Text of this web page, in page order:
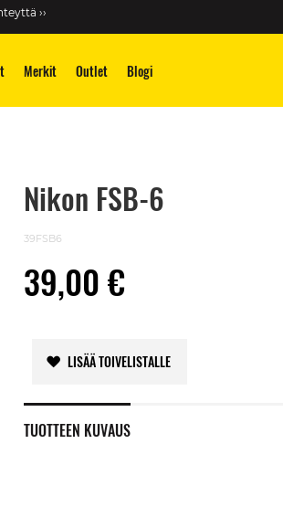
››
Merkit Outlet Blogi
Nikon FSB-6
39FSB6
39,00 €
LISÄÄ TOIVELISTALLE
TUOTTEEN KUVAUS